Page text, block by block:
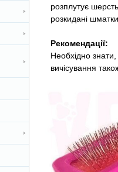
розплутує
розкидані
Рекомендації:
Необхідно
вичісування